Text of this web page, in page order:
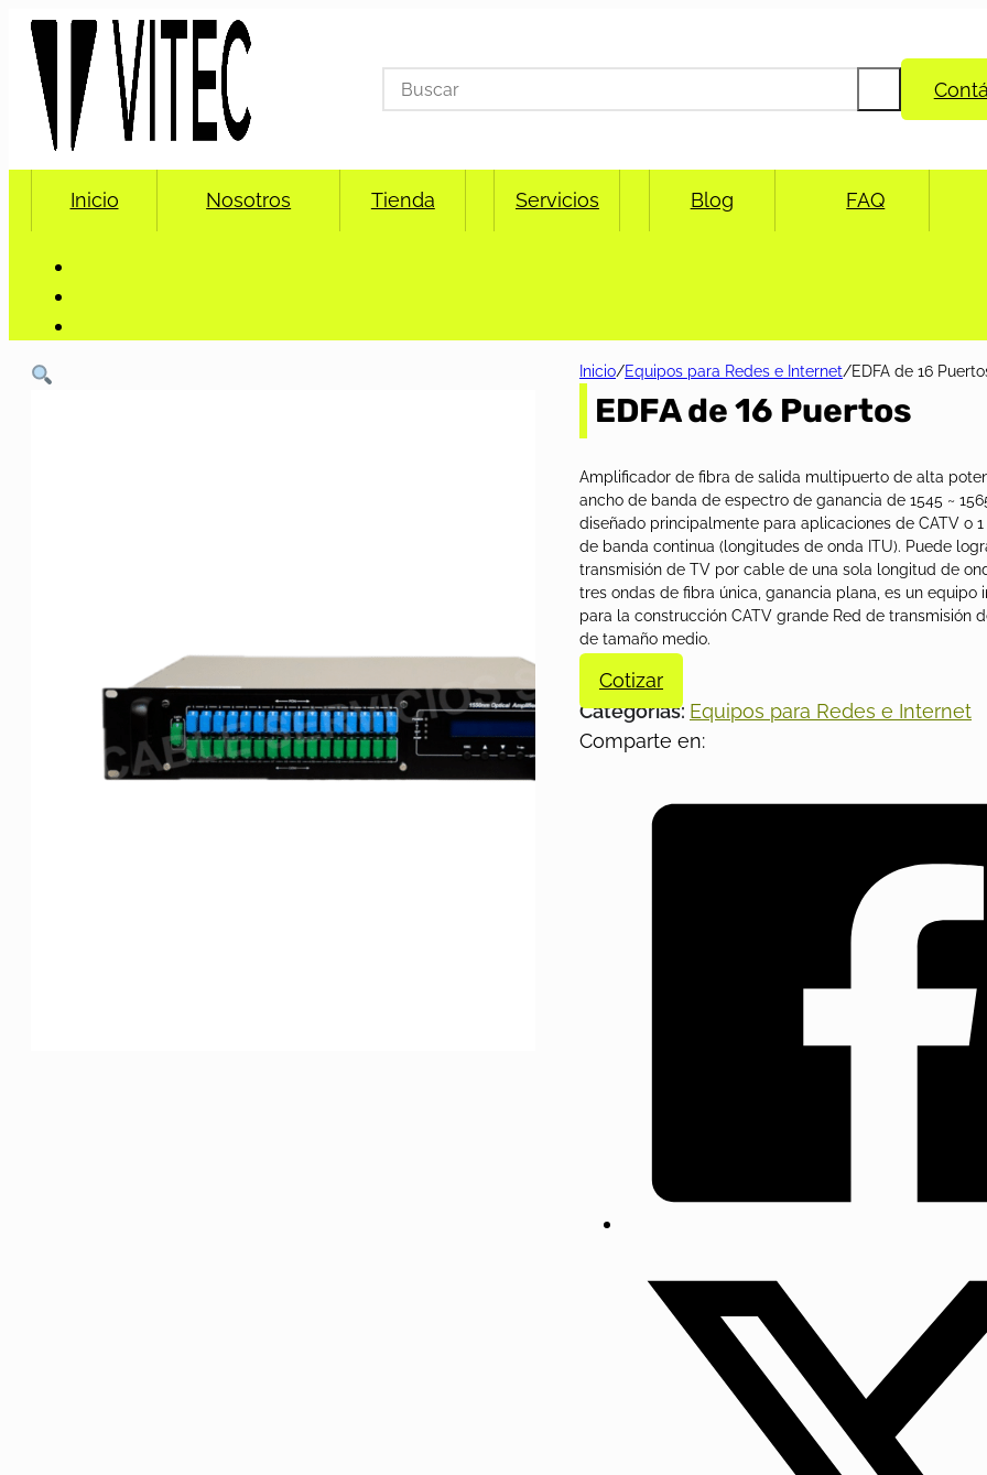
Search
for:
Inicio Nosotros Tienda Servicios Blog FAQ
Inicio/Equipos para Redes e Internet/EDFA de 16
EDFA de 16 Puertos
Amplificador de fibra de salida multipuerto de alta
ancho de banda de espectro de ganancia de 1545 ~
diseñado principalmente para aplicaciones de CATV o 1
de banda continua (longitudes de onda ITU). Puede
transmisión de TV por cable de una sola longitud de
tres ondas de fibra única, ganancia plana, es un equipo
para la construcción CATV grande Red de transmisión
de tamaño medio.
Cotizar
Categorías: Equipos para Redes e Internet
Comparte en: